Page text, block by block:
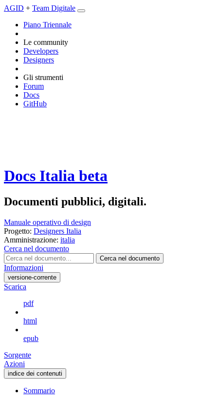
AGID + Team Digitale
Piano Triennale
Le community
Developers
Designers
Gli strumenti
Forum
Docs
GitHub
Docs Italia beta
Documenti pubblici, digitali.
Manuale operativo di design
Progetto: Designers Italia
Amministrazione: italia
Cerca nel documento
Cerca nel documento
Informazioni
versione-corrente
Scarica
pdf
html
epub
Sorgente
Azioni
indice dei contenuti
Sommario